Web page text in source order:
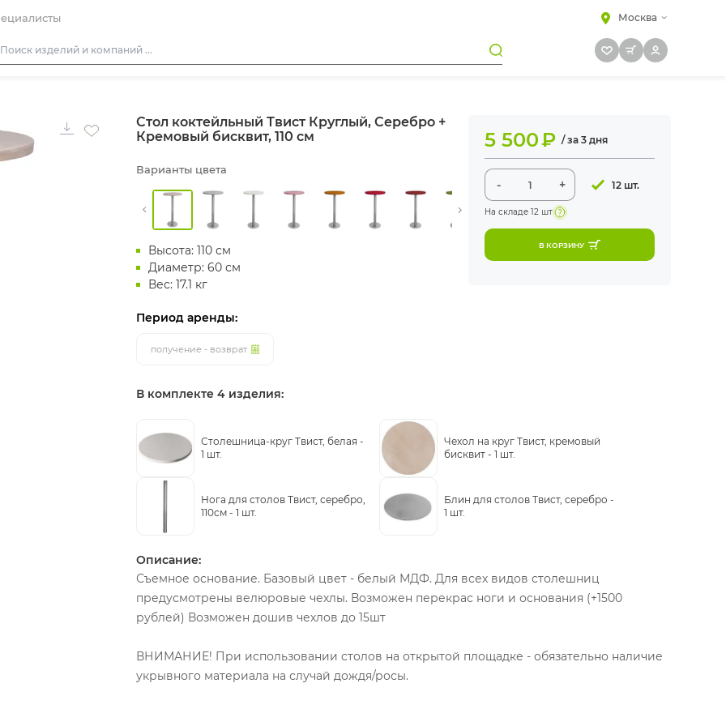
Москва
Диваны
Стол коктейльный Твист Круглый, Серебро +
Кремовый бисквит, 110 см
Варианты цвета
Высота: 110 см
Диаметр: 60 см
Вес: 17.1 кг
Период аренды:
получение - возврат
5 500₽ / за 3 дня
- + 12 шт.
На складе 12 шт
В КОРЗИНУ
В комплекте 4 изделия:
Столешница-круг Твист, белая -
1 шт.
Чехол на круг Твист, кремовый
бисквит - 1 шт.
Нога для столов Твист, серебро,
110см - 1 шт.
Блин для столов Твист, серебро -
1 шт.
Описание:
Съемное основание. Базовый цвет - белый МДФ. Для всех видов столешниц
предусмотрены велюровые чехлы. Возможен перекрас ноги и основания (+1500
рублей) Возможен дошив чехлов до 15шт
ВНИМАНИЕ! При использовании столов на открытой площадке - обязательно наличие
укрывного материала на случай дождя/росы.